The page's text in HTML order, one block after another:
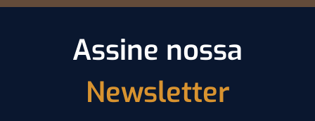
Assine nossa
Newsletter